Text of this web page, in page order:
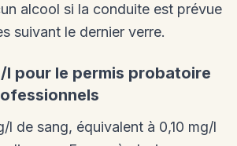
alcool si la conduite est prévue
suivant le dernier verre.
l pour le permis probatoire
l de sang, équivalent à 0,10 mg/l